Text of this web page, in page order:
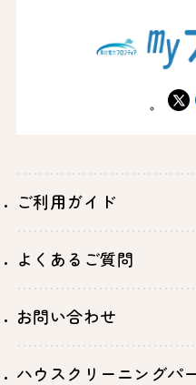
X
ご利用ガイド
よくあるご質問
お問い合わせ
ハウスクリーニングパ